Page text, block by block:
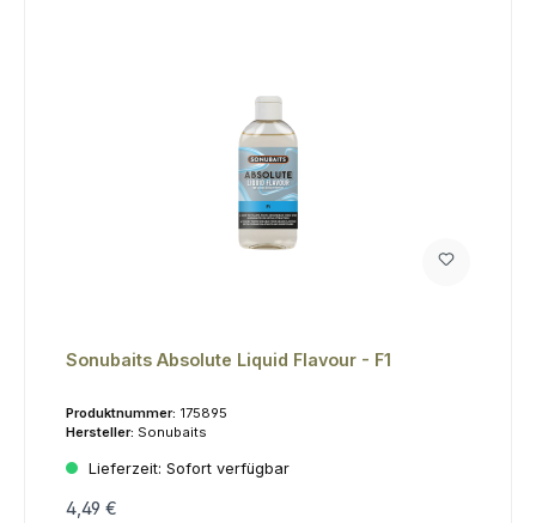
Sonubaits Absolute Liquid Flavour - F1
Produktnummer: 175895
Hersteller: Sonubaits
Lieferzeit: Sofort verfügbar
4,49 €